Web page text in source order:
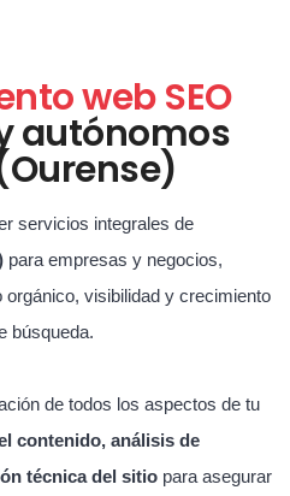
web SEO
autónomos
servicios integrales de
para empresas y negocios,
visibilidad y crecimiento
búsqueda.
de todos los aspectos de tu
contenido, análisis de
técnica del sitio para asegurar